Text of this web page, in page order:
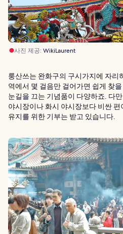
사진 제공: WikiLaurent
룽산쓰는 완화구의 구시가지에 자리
역에서 몇 걸음만 걸어가면 쉽게 찾
눈길을 끄는 기념품이 다양하죠. 다
야시장이나 화시 야시장보다 비싼
유지를 위한 기부는 받고 있습니다.